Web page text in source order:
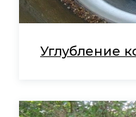
Углубление